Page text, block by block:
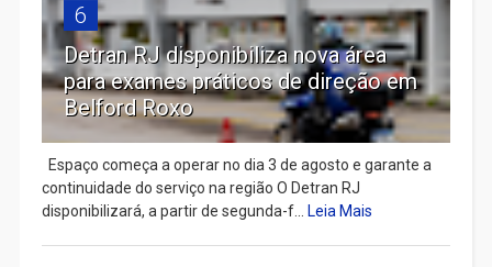
6
Detran RJ disponibiliza nova área
para exames práticos de direção em
Belford Roxo
Espaço começa a operar no dia 3 de agosto e garante a
continuidade do serviço na região O Detran RJ
disponibilizará, a partir de segunda-f... Leia Mais